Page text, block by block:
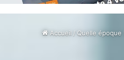
Accueil /Quelle époque